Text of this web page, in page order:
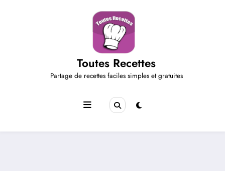
Toutes Recettes
Partage de recettes faciles simples et gratuites